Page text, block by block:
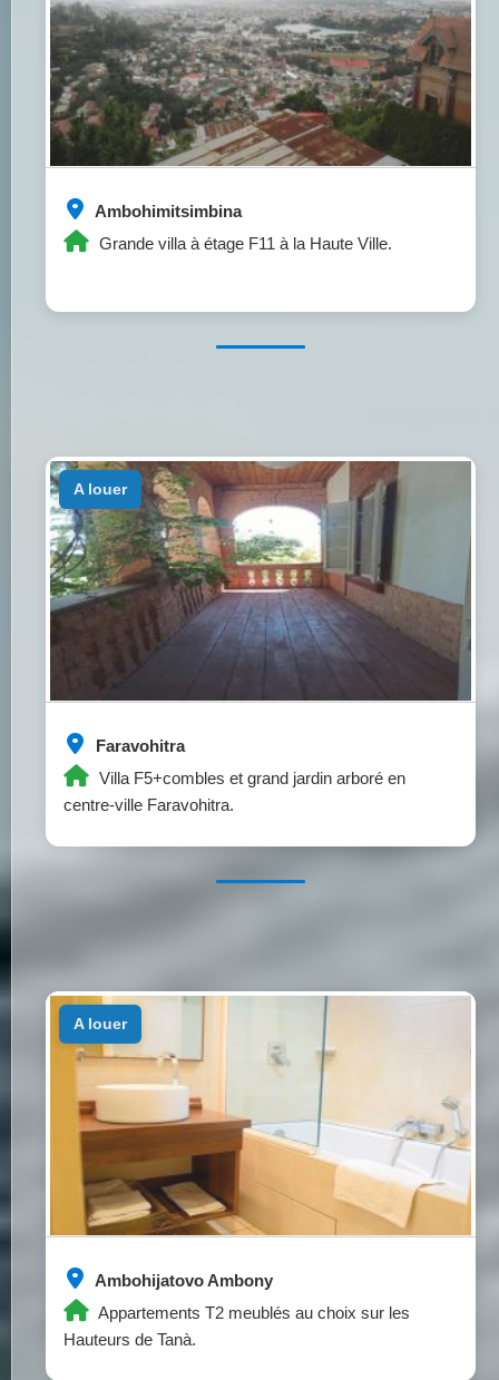
Ambohimitsimbina
Grande villa à étage F11 à la Haute Ville.
Faravohitra
Villa F5+combles et grand jardin arboré en
centre-ville Faravohitra.
a louer
Ambohijatovo Ambony
Appartements T2 meublés au choix sur les
Hauteurs de Tanà.
a louer